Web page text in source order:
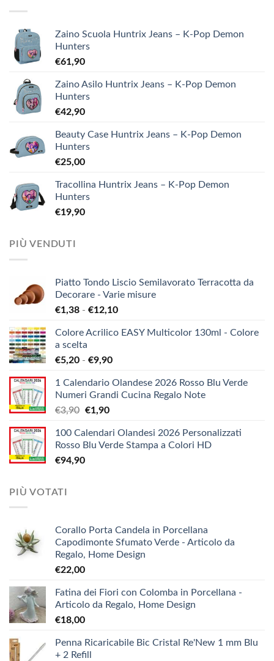
Zaino Scuola Huntrix Jeans – K-Pop Demon
Hunters
€61,90
Zaino Asilo Huntrix Jeans – K-Pop Demon
Hunters
€42,90
Beauty Case Huntrix Jeans – K-Pop Demon
Hunters
€25,00
Tracollina Huntrix Jeans – K-Pop Demon
Hunters
€19,90
PIÙ VENDUTI
Piatto Tondo Liscio Semilavorato Terracotta da
Decorare - Varie misure
€1,38 - €12,10Fascia
prezzo:
€12,10
Colore Acrilico EASY Multicolor 130ml - Colore
a scelta
€5,20 - €9,90Fascia
prezzo:
da
€9,90
1 Calendario Olandese 2026 Rosso Blu Verde
Numeri Grandi Cucina Regalo Note
€3,90 Il
originale
era:
€3,90.
€1,90Il
attuale
è:
100 Calendari Olandesi 2026 Personalizzati
Rosso Blu Verde Stampa a Colori HD
€94,90
PIÙ VOTATI
Corallo Porta Candela in Porcellana
Capodimonte Sfumato Verde - Articolo da
Regalo, Home Design
€22,00
Fatina dei Fiori con Colomba in Porcellana -
Articolo da Regalo, Home Design
€18,00
Penna Ricaricabile Bic Cristal Re'New 1 mm Blu
+ 2 Refill